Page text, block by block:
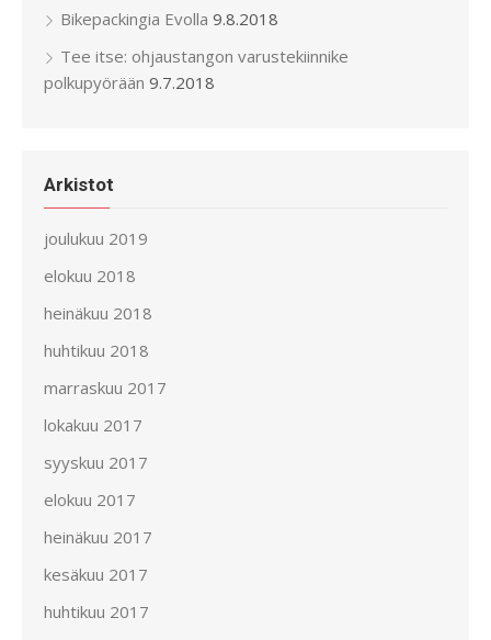
Bikepackingia Evolla 9.8.2018
Tee itse: ohjaustangon varustekiinnike
polkupyörään 9.7.2018
Arkistot
joulukuu 2019
elokuu 2018
heinäkuu 2018
huhtikuu 2018
marraskuu 2017
lokakuu 2017
syyskuu 2017
elokuu 2017
heinäkuu 2017
kesäkuu 2017
huhtikuu 2017